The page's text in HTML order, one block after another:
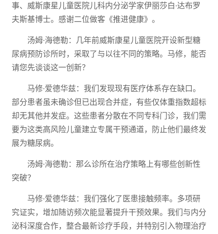
事、威斯康星儿童医院儿科内分泌学家伊丽莎白·达布罗
夫斯基博士。感谢二位做客《推进健康》。
汤姆·海德勒：几年前威斯康星儿童医院开设新型糖
尿病预防诊所时，采取了与以往不同的策略。马修，能否
请您先谈谈这一创新？
马修·爱德华兹：我们发现现有医疗体系存在缺口。
部分患者虽未确诊但已出现合并症，有些仅体重指数超标
却无其他并发症。这些患者分散在不同专科门诊，我们需
要为这类高风险儿童建立专属干预通道，防止他们最终发
展为糖尿病。
汤姆·海德勒：那么诊所在治疗策略上有哪些创新性
突破？
马修·爱德华兹：我们强化了医患接触频率。多项研
究证实，增加随访频次能显著提升干预效果。我们与内分
泌科深度合作，整合最新诊疗手段，并特别引入物理治疗